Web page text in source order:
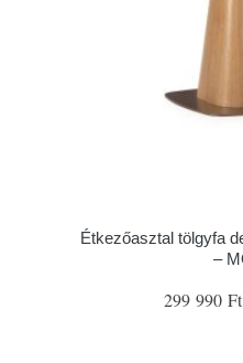
Étkezőasztal tölgyfa
–
299 990 Ft